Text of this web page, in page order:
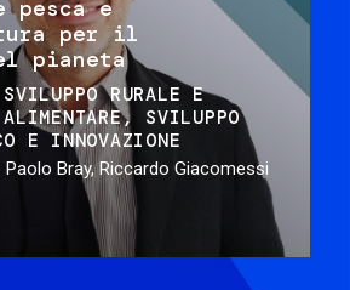
pesca e
per il
pianeta
SVILUPPO RURALE E
SVILUPPO
E INNOVAZIONE
Paolo Bray, Riccardo Giacomessi